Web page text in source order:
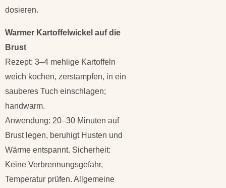
dosieren.
Warmer Kartoffelwickel auf die
Brust
Rezept: 3–4 mehlige Kartoffeln
weich kochen, zerstampfen, in ein
sauberes Tuch einschlagen;
handwarm.
Anwendung: 20–30 Minuten auf
Brust legen, beruhigt Husten und
Wärme entspannt. Sicherheit:
Keine Verbrennungsgefahr,
Temperatur prüfen. Allgemeine